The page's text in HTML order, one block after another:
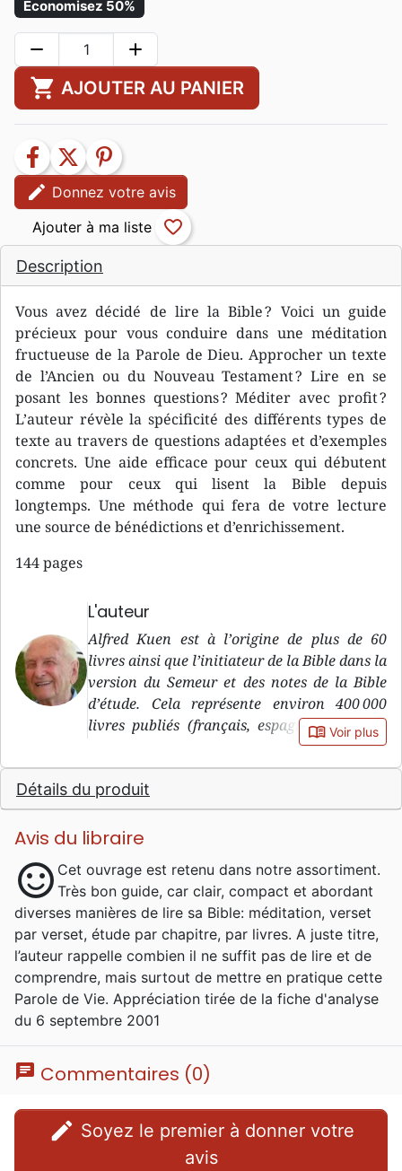
Description
Vous avez décidé de lire la Bible ? Voici un guide
précieux pour vous conduire dans une méditation
fructueuse de la Parole de Dieu. Approcher un texte
de l’Ancien ou du Nouveau Testament ? Lire en se
posant les bonnes questions ? Méditer avec profit ?
L’auteur révèle la spécificité des différents types de
texte au travers de questions adaptées et d’exemples
concrets. Une aide efficace pour ceux qui débutent
comme pour ceux qui lisent la Bible depuis
longtemps. Une méthode qui fera de votre lecture
une source de bénédictions et d’enrichissement.
144 pages
L'auteur
Alfred Kuen est à l’origine de plus de 60
livres ainsi que l’initiateur de la Bible dans la
version du Semeur et des notes de la Bible
d’étude. Cela représente environ 400 000
livres publiés (français, espagnol, italien...)
sans compter les centaines de milliers de
Bibles dans la version du Semeur, auxquels
Alfred Kuen a contribué. Né à Strasbourg le
31.8.1921, Alfred est le seul enfant d’Albert
Kuen et Lina, née Kaetzel. Il a une enfance
Sa maman joue un rôle important dans sa
vie, puisque depuis tout petit, elle prie et
chante des cantiques avec lui. Elle lui donne
un bel exemple de vie chrétienne consacrée,
et lui transmet sa confiance en Dieu. Élevé
dans l’église luthérienne d’Alsace-Lorraine, il
fait sa confirmation à 14 ans. Cette
expérience est marquante, parce qu’il prend
au sérieux cet engagement avec Dieu et cela
forme la base de sa foi personnelle. Comme il
n’a ni frère ni sœur, ses parents ont la bonne
idée de l’envoyer aux réunions de l’UCJG
(Union Chrétienne de Jeunes Gens) pour
qu’il se lie à d’autres jeunes de son âge. Là,
book_open Voir plus
Détails du produit
Avis du libraire
sentiment_satisfied Cet ouvrage est retenu dans notre assortiment.
Très bon guide, car clair, compact et abordant
diverses manières de lire sa Bible: méditation, verset
par verset, étude par chapitre, par livres. A juste titre,
l’auteur rappelle combien il ne suffit pas de lire et de
comprendre, mais surtout de mettre en pratique cette
Parole de Vie. Appréciation tirée de la fiche d'analyse
du 6 septembre 2001
Économisez 50%
remove add
shopping_cart AJOUTER AU PANIER
facebook twitter
pinterest
edit Donnez votre avis
favorite_border
chat Commentaires (0)
edit
avis